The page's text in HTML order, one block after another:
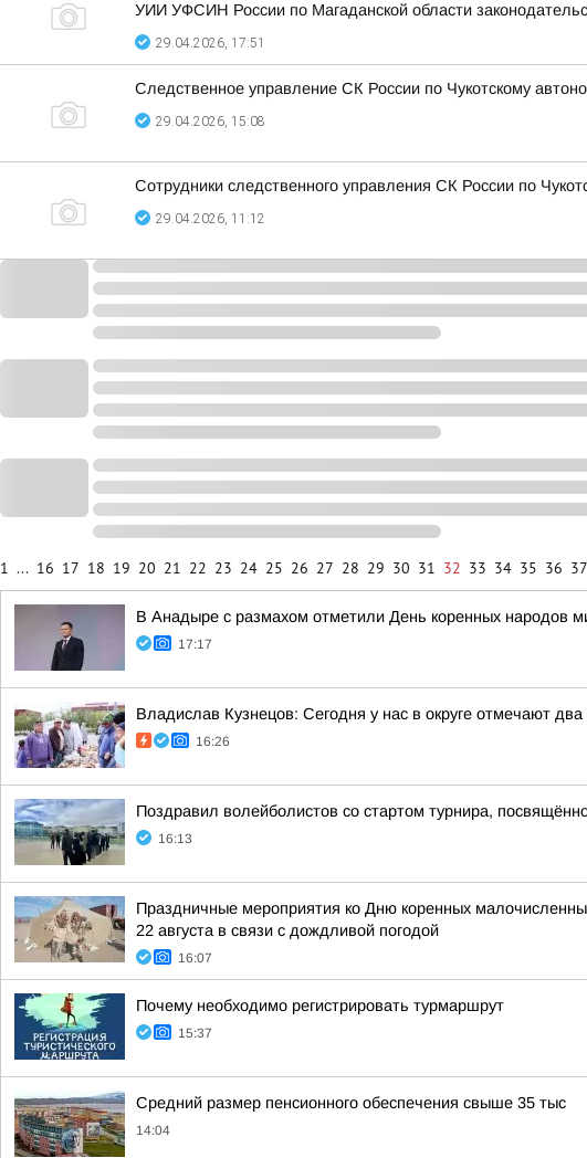
УИИ УФСИН России по Магаданской области
29.04.2026, 17:51
Следственное управление СК России по Чукотскому
29.04.2026, 15:08
Сотрудники следственного управления СК России по
29.04.2026, 11:12
1 ... 16 17 18 19 20 21 22 23 24 25 26 27 28 29 30 31 32 33 34 35 36 37
В Анадыре с размахом отметили День коренных народов
17:17
Владислав Кузнецов: Сегодня у нас в округе отмечают
16:26
Поздравил волейболистов со стартом турнира,
16:13
Праздничные мероприятия ко Дню коренных
22 августа в связи с дождливой погодой
16:07
Почему необходимо регистрировать турмаршрут
15:37
Средний размер пенсионного обеспечения свыше 35 тыс
14:04